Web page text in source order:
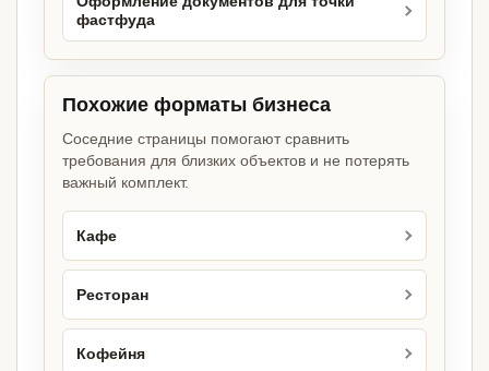
фастфуда
Похожие форматы бизнеса
Соседние страницы помогают сравнить
требования для близких объектов и не потерять
важный комплект.
Кафе
Ресторан
Кофейня